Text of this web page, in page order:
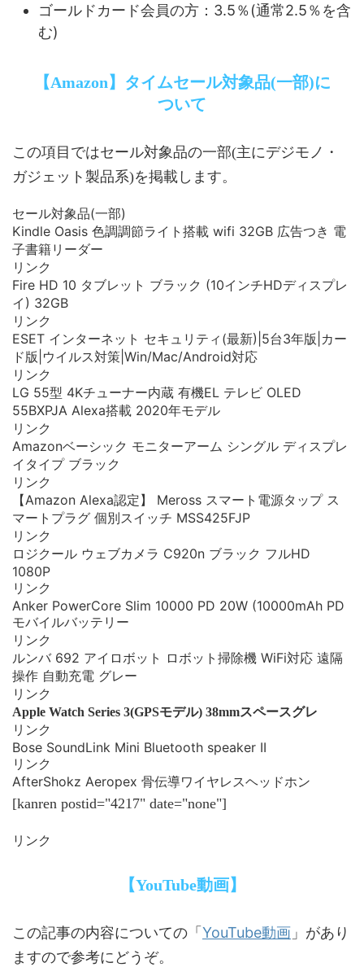
ゴールドカード会員の方：3.5％(通常2.5％を含
む)
【Amazon】タイムセール対象品(一部)に
ついて
この項目ではセール対象品の一部(主にデジモノ・
ガジェット製品系)を掲載します。
セール対象品(一部)
Kindle Oasis 色調調節ライト搭載 wifi 32GB 広告つき 電
子書籍リーダー
リンク
Fire HD 10 タブレット ブラック (10インチHDディスプレ
イ) 32GB
リンク
ESET インターネット セキュリティ(最新)|5台3年版|カー
ド版|ウイルス対策|Win/Mac/Android対応
リンク
LG 55型 4Kチューナー内蔵 有機EL テレビ OLED
55BXPJA Alexa搭載 2020年モデル
リンク
Amazonベーシック モニターアーム シングル ディスプレ
イタイプ ブラック
リンク
【Amazon Alexa認定】 Meross スマート電源タップ ス
マートプラグ 個別スイッチ MSS425FJP
リンク
ロジクール ウェブカメラ C920n ブラック フルHD
1080P
リンク
Anker PowerCore Slim 10000 PD 20W (10000mAh PD
モバイルバッテリー
リンク
ルンバ 692 アイロボット ロボット掃除機 WiFi対応 遠隔
操作 自動充電 グレー
リンク
Apple Watch Series 3(GPSモデル) 38mmスペースグレ
リンク
Bose SoundLink Mini Bluetooth speaker II
リンク
AfterShokz Aeropex 骨伝導ワイヤレスヘッドホン
[kanren postid="4217" date="none"]
リンク
【YouTube動画】
この記事の内容についての「 YouTube動画 」があり
ますので参考にどうぞ。